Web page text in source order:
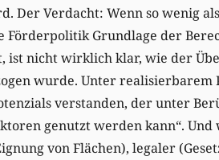
Der Verdacht: Wenn so wenig
Förderpolitik Grundlage der
ist nicht wirklich klar, wie der
wurde. Unter realisierbarem
verstanden, der unter
genutzt werden kann“.
von Flächen), legaler